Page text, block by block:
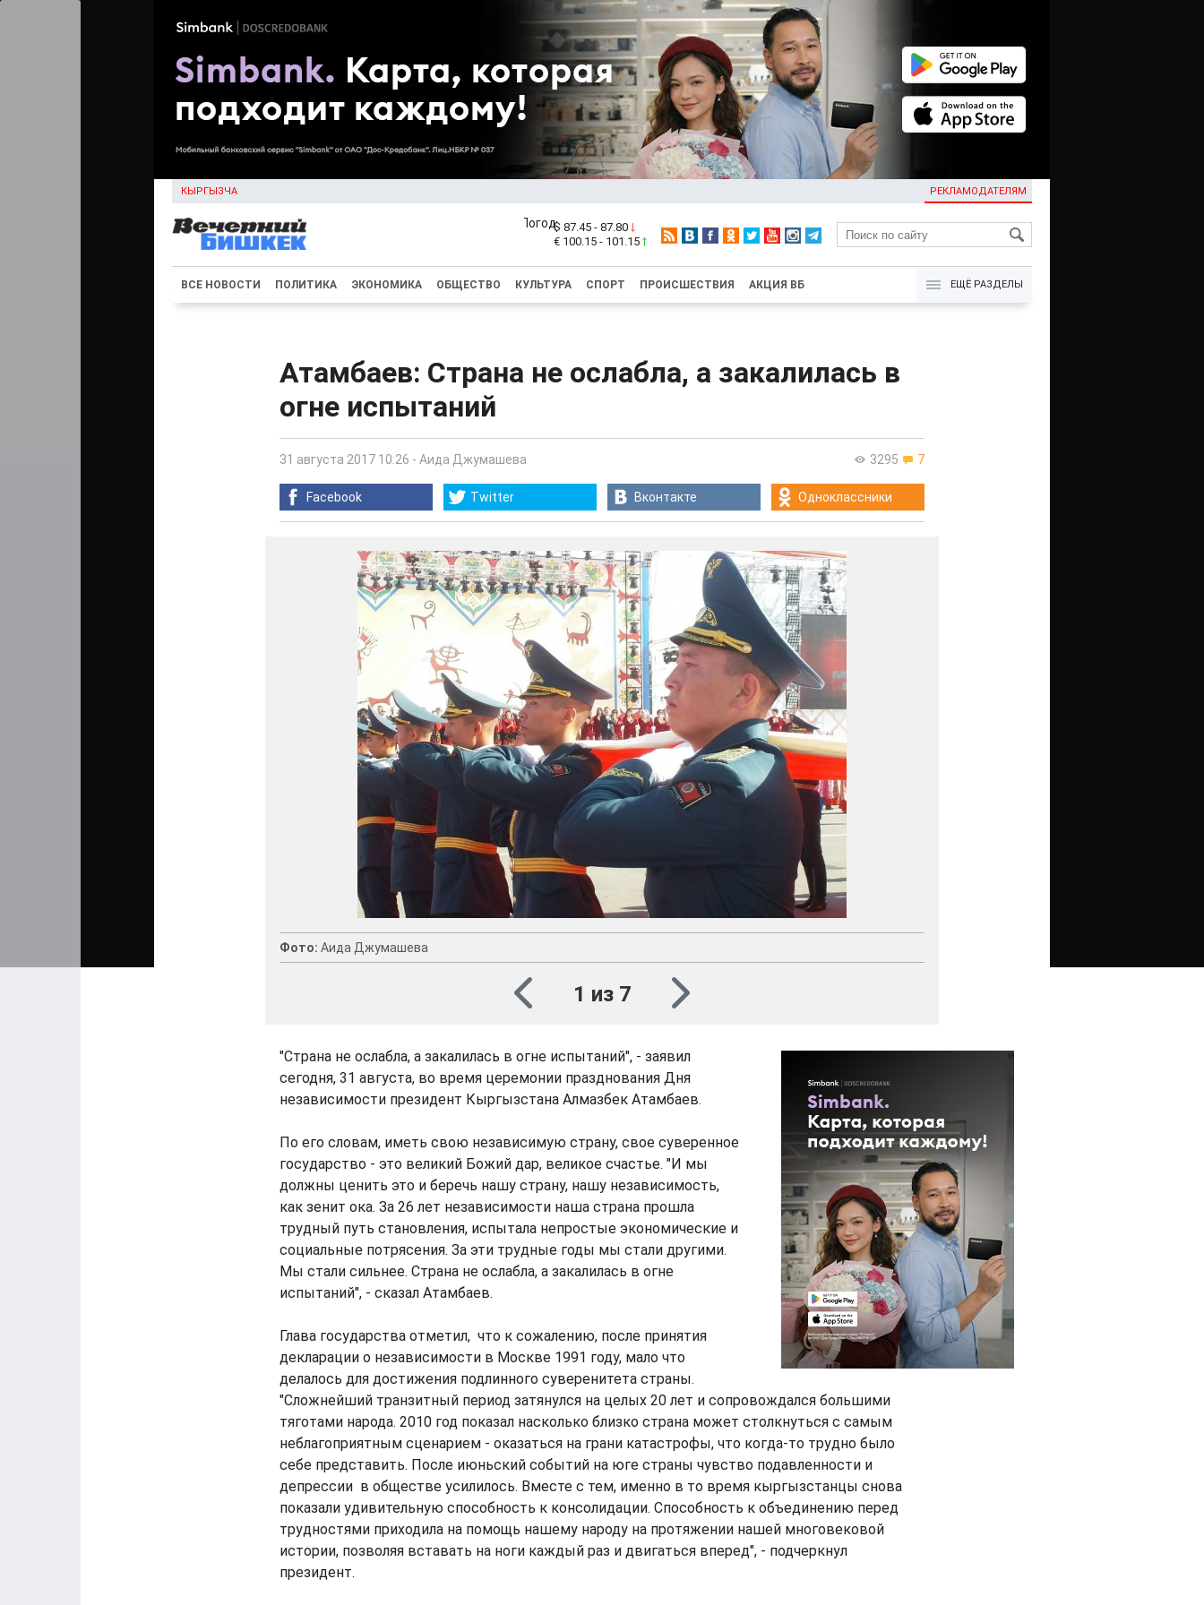
КЫРГЫЗЧА РЕКЛАМОДАТЕЛЯМ
KG
$ 87.45 - 87.80
€ 100.15 - 101.15
ВСЕ НОВОСТИ ПОЛИТИКА ЭКОНОМИКА ОБЩЕСТВО КУЛЬТУРА СПОРТ ПРОИСШЕСТВИЯ АКЦИЯ ВБ ЕЩЁ РАЗДЕЛЫ
Атамбаев: Страна не ослабла, а закалилась в
огне испытаний
3295 7
31 августа 2017 10:26 - Аида Джумашева
Facebook Twitter Вконтакте Одноклассники
Фото: Аида Джумашева
1 из 7
"Страна не ослабла, а закалилась в огне испытаний", - заявил
сегодня, 31 августа, во время церемонии празднования Дня
независимости президент Кыргызстана Алмазбек Атамбаев.
По его словам, иметь свою независимую страну, свое суверенное
государство - это великий Божий дар, великое счастье. "И мы
должны ценить это и беречь нашу страну, нашу независимость,
как зенит ока. За 26 лет независимости наша страна прошла
трудный путь становления, испытала непростые экономические и
социальные потрясения. За эти трудные годы мы стали другими.
Мы стали сильнее. Страна не ослабла, а закалилась в огне
испытаний", - сказал Атамбаев.
Глава государства отметил, что к сожалению, после принятия
декларации о независимости в Москве 1991 году, мало что
делалось для достижения подлинного суверенитета страны.
"Сложнейший транзитный период затянулся на целых 20 лет и сопровождался большими
тяготами народа. 2010 год показал насколько близко страна может столкнуться с самым
неблагоприятным сценарием - оказаться на грани катастрофы, что когда-то трудно было
себе представить. После июньский событий на юге страны чувство подавленности и
депрессии в обществе усилилось. Вместе с тем, именно в то время кыргызстанцы снова
показали удивительную способность к консолидации. Способность к объединению перед
трудностями приходила на помощь нашему народу на протяжении нашей многовековой
истории, позволяя вставать на ноги каждый раз и двигаться вперед", - подчеркнул
президент.